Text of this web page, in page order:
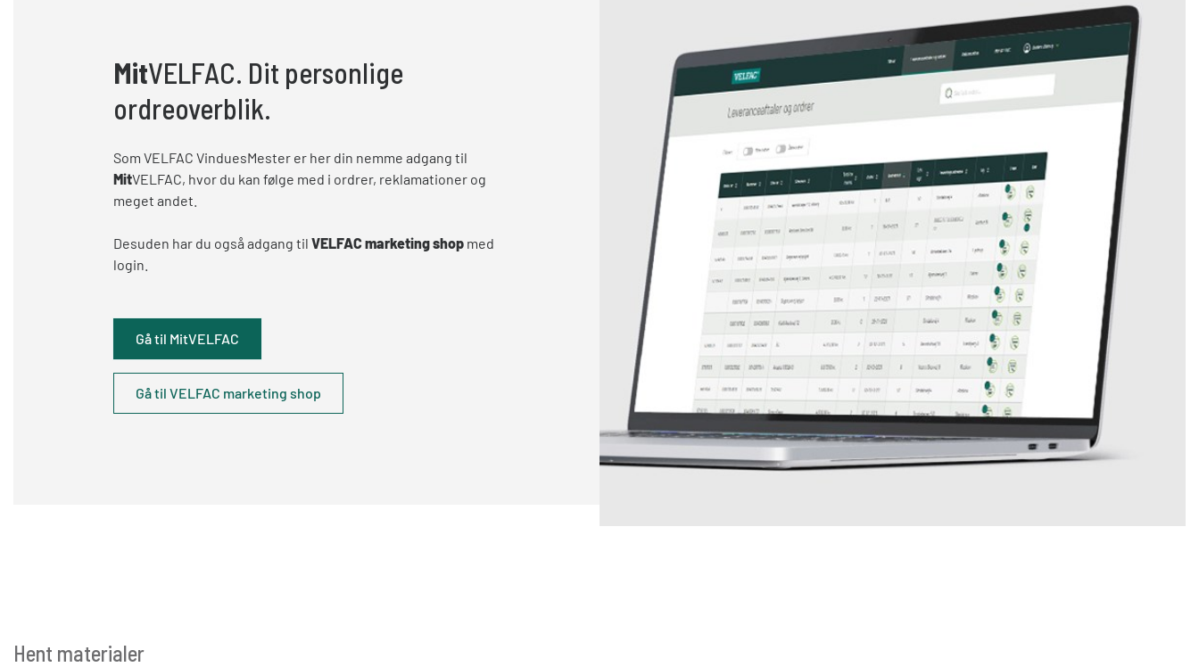
MitVELFAC. Dit personlige
ordreoverblik.
Som VELFAC VinduesMester er her din nemme adgang til
MitVELFAC, hvor du kan følge med i ordrer, reklamationer og
meget andet.
Desuden har du også adgang til VELFAC marketing shopmed
login.
Gå til MitVELFAC
Gå til VELFAC marketing shop
Hent materialer